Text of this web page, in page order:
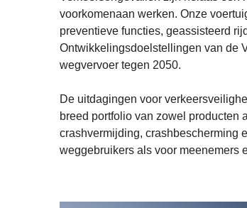
voorkomenaan werken. Onze
preventieve functies, geassisteerd
Ontwikkelingsdoelstellingen van de
wegvervoer tegen 2050.
De uitdagingen voor
breed portfolio van zowel producten
crashvermijding, crashbescherming
weggebruikers als voor meenemers